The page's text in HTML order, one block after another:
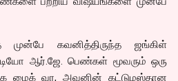
கவனித்திருந்த ஜங்கிள்
ஆர்.ஜே. பெண்கள் மூவரும் ஒரு
மைக் வர, அவனின் கட்டுமஸ்தான